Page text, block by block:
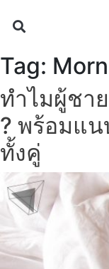
Tag:
ทำไมผู้ชา
? พร้อมแ
ทั้งคู่